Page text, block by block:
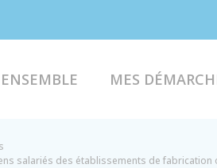
MES
salariés des établissements de fabrication